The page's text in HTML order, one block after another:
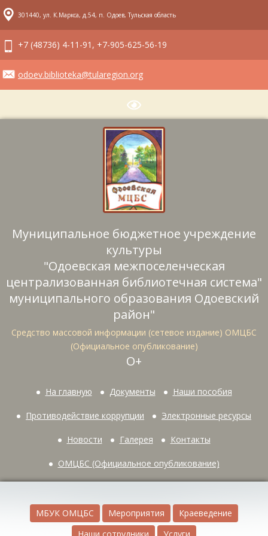
301440, ул. К.Маркса, д.54, п. Одоев, Тульская область
+7 (48736) 4-11-91, +7-905-625-56-19
odoev.biblioteka@tularegion.org
Муниципальное бюджетное учреждение
культуры
"Одоевская межпоселенческая
централизованная библиотечная система"
муниципального образования Одоевский
район"
Средство массовой информации (сетевое издание) ОМЦБС
(Официальное опубликование)
О+
На главную Документы Наши пособия
Противодействие коррупции Электронные ресурсы
Новости Галерея Контакты
ОМЦБС (Официальное опубликование)
МБУК ОМЦБС Мероприятия
Краеведение
Наши сотрудники
Услуги